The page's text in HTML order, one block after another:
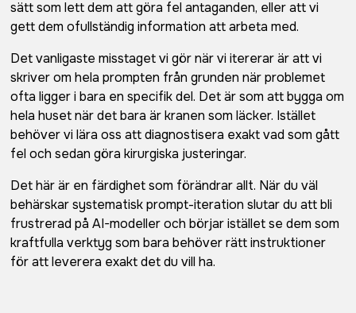
sätt som lett dem att göra fel antaganden, eller att vi
gett dem ofullständig information att arbeta med.
Det vanligaste misstaget vi gör när vi itererar är att vi
skriver om hela prompten från grunden när problemet
ofta ligger i bara en specifik del. Det är som att bygga om
hela huset när det bara är kranen som läcker. Istället
behöver vi lära oss att diagnostisera exakt vad som gått
fel och sedan göra kirurgiska justeringar.
Det här är en färdighet som förändrar allt. När du väl
behärskar systematisk prompt-iteration slutar du att bli
frustrerad på AI-modeller och börjar istället se dem som
kraftfulla verktyg som bara behöver rätt instruktioner
för att leverera exakt det du vill ha.